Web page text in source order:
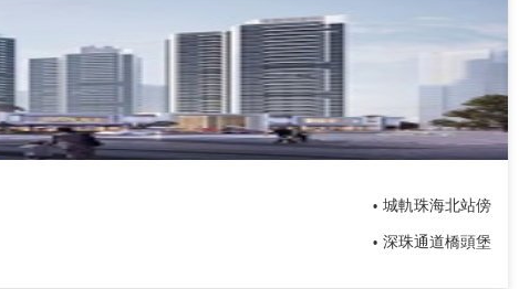
• 城軌珠海北站傍
• 深珠通道橋頭堡